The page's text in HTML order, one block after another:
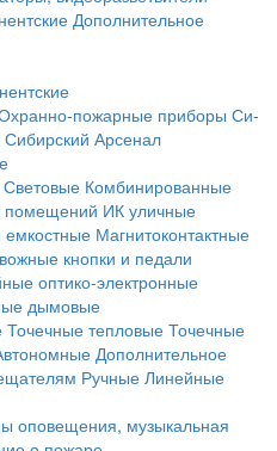
Дополнительное
пожарные приборы Си-
Сибирский Арсенал
Световые Комбинированные
помещений ИК уличные
Магнитоконтактные
кнопки и педали
оптико-электронные
дымовые
Точечные тепловые Точечные
Дополнительное
Ручные Линейные
оповещения, музыкальная